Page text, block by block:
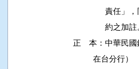
責
約之加註
正    本：中華民
          在台分行）